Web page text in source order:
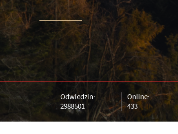
Odwiedzin:
2988501
Online:
433